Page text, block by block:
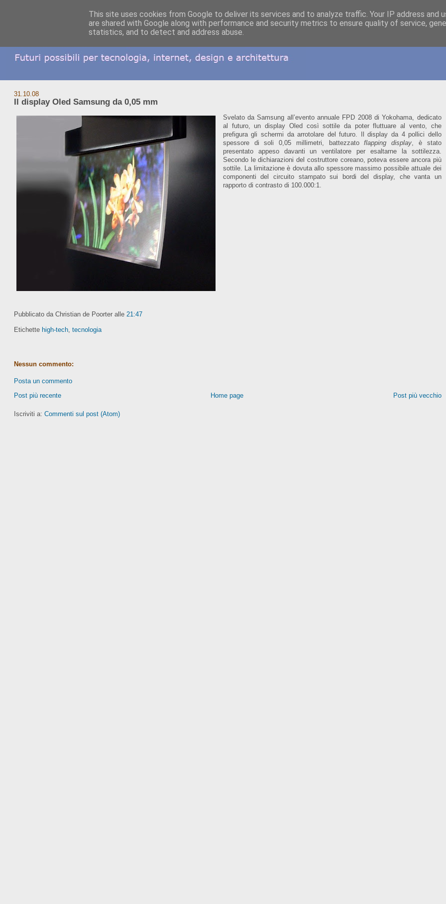
31.10.08
Il display Oled Samsung da 0,05 mm
Svelato da Samsung all’evento annuale FPD 2008 di Yokohama, dedicato
al futuro, un display Oled così sottile da poter fluttuare al vento, che
prefigura gli schermi da arrotolare del futuro. Il display da 4 pollici dello
spessore di soli 0,05 millimetri, battezzatoflapping display, è stato
presentato appeso davanti un ventilatore per esaltarne la sottilezza.
Secondo le dichiarazioni del costruttore coreano, poteva essere ancora più
sottile. La limitazione è dovuta allo spessore massimo possibile attuale dei
componenti del circuito stampato sui bordi del display, che vanta un
rapporto di contrasto di 100.000:1.
Pubblicato da Christian de Poorter alle 21:47
Etichette high-tech, tecnologia
Nessun commento:
Posta un commento
Post più recente
Post più vecchio
Home page
Iscriviti a: Commenti sul post (Atom)
This site uses cookies from Google to deliver its services and to analyze traffic. Your IP address and
are shared with Google along with performance and security metrics to ensure quality of service,
statistics, and to detect and address abuse.